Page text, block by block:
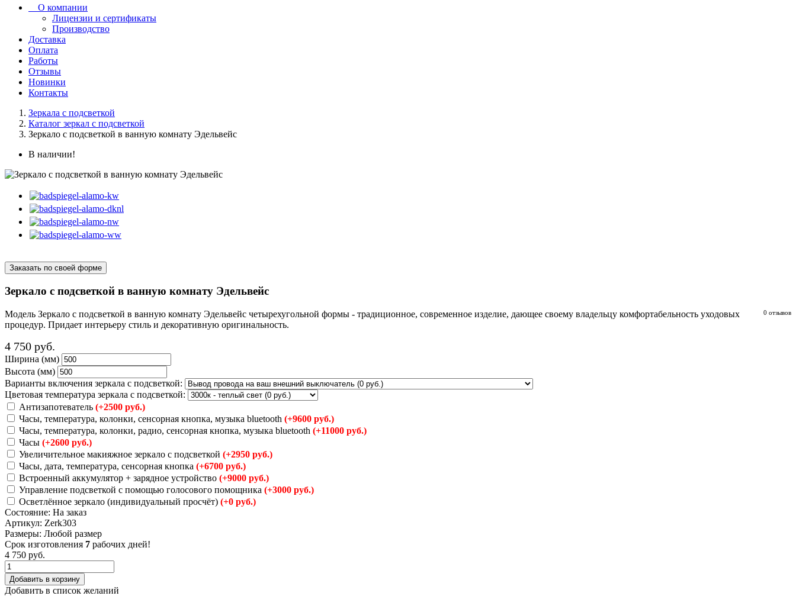
О компании
Лицензии и сертификаты
Производство
Доставка
Оплата
Работы
Отзывы
Новинки
Контакты
Зеркала с подсветкой
Каталог зеркал с подсветкой
Зеркало с подсветкой в ванную комнату Эдельвейс
В наличии!
Заказать по своей форме
Зеркало с подсветкой в ванную комнату Эдельвейс
0 отзывов
Модель Зеркало с подсветкой в ванную комнату Эдельвейс четырехугольной формы - традиционное, современное изделие, дающее своему владельцу комфортабельность уходовых
процедур. Придает интерьеру стиль и декоративную оригинальность.
4 750 руб.
Ширина (мм)
Высота (мм)
Варианты включения зеркала с подсветкой:
Цветовая температура зеркала с подсветкой:
Антизапотеватель (+2500 руб.)
Часы, температура, колонки, сенсорная кнопка, музыка bluetooth (+9600 руб.)
Часы, температура, колонки, радио, сенсорная кнопка, музыка bluetooth (+11000 руб.)
Часы (+2600 руб.)
Увеличительное макияжное зеркало с подсветкой (+2950 руб.)
Часы, дата, температура, сенсорная кнопка (+6700 руб.)
Встроенный аккумулятор + зарядное устройство (+9000 руб.)
Управление подсветкой с помощью голосового помощника (+3000 руб.)
Осветлённое зеркало (индивидуальный просчёт) (+0 руб.)
Состояние: На заказ
Артикул: Zerk303
Размеры: Любой размер
Срок изготовления 7 рабочих дней!
4 750 руб.
Добавить в корзину
Добавить в список желаний